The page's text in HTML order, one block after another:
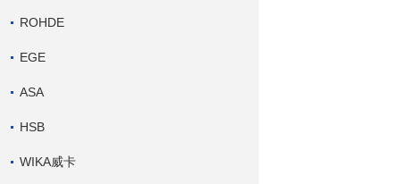
ROHDE
EGE
ASA
HSB
WIKA威卡